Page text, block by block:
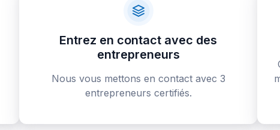
Entrez en contact avec des
entrepreneurs
Nous vous mettons en contact avec 3
entrepreneurs certifiés.